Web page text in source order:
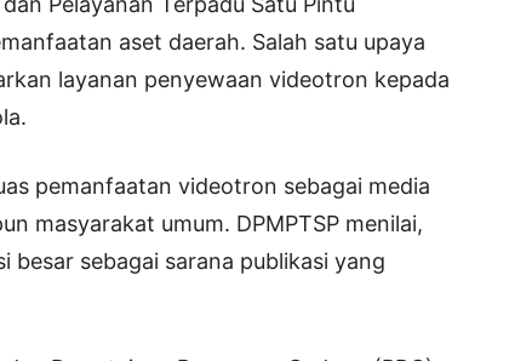
aset daerah. Salah satu upaya
layanan penyewaan videotron kepada
pemanfaatan videotron sebagai media
masyarakat umum. DPMPTSP menilai,
sebagai sarana publikasi yang